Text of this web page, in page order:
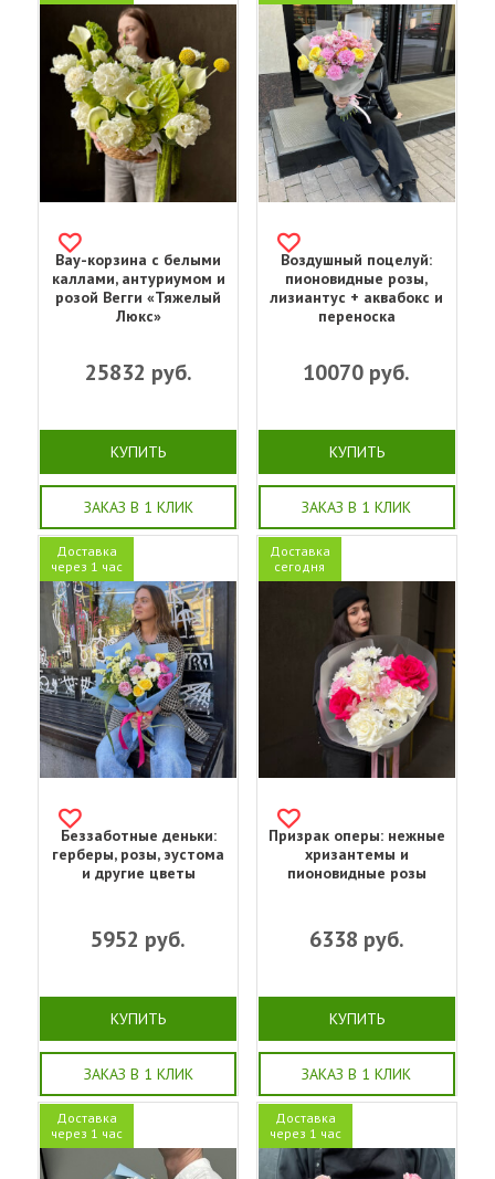
Вау-корзина с белыми
каллами, антуриумом и
розой Вегги «Тяжелый
Люкс»
25832 руб.
КУПИТЬ
ЗАКАЗ В 1 КЛИК
Воздушный поцелуй:
пионовидные розы,
лизиантус + аквабокс и
переноска
10070 руб.
КУПИТЬ
ЗАКАЗ В 1 КЛИК
Доставка
через 1 час
Беззаботные деньки:
герберы, розы, эустома
и другие цветы
5952 руб.
КУПИТЬ
ЗАКАЗ В 1 КЛИК
Доставка
сегодня
Призрак оперы: нежные
хризантемы и
пионовидные розы
6338 руб.
КУПИТЬ
ЗАКАЗ В 1 КЛИК
Доставка
через 1 час
Доставка
через 1 час